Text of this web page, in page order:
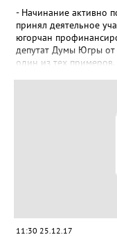
- Начинание активно
принял деятельное
югорчан
депутат Думы Югры от
один из тех
Федерации. Остальные
11:30 25.12.17